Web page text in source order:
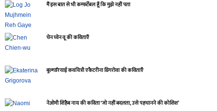
मैं इस बात से भी कम्फ़र्टेबल हूँ कि मुझे नहीं पता
चेन च्येन वू की कविताएँ
बुल्गारियाई कवयित्री एकैटरीना ग्रिगरोवा की कविताएँ
नेओमी शिहैब नाय की कविता ‘जो नहीं बदलता, उसे पहचानने की कोशिश’